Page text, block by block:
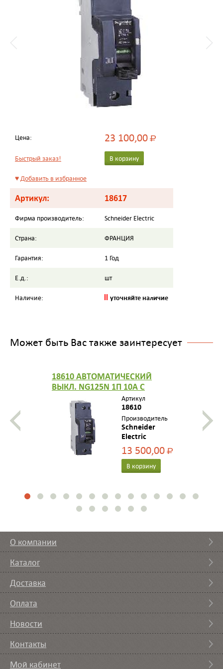
Цена: 23 100,00Р
Быстрый заказ! В корзину
♥Добавить в избранное
Артикул: 18617
Фирма производитель: Schneider Electric
Страна: ФРАНЦИЯ
Гарантия: 1 Год
Е.д.: шт
Наличие: уточняйте наличие
Может быть Вас также заинтересует
18610 АВТОМАТИЧЕСКИЙ
ВЫКЛ. NG125N 1П 10A C
Артикул
18610
Производитель
Schneider
Electric
13 500,00Р
В корзину
О компании
Каталог
Доставка
Оплата
Новости
Контакты
Мой кабинет